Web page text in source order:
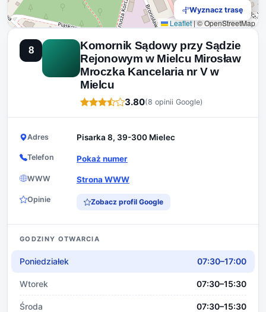
Leaflet|© OpenStreetMap
Wyznacz trasę
8
Komornik Sądowy przy Sądzie
Rejonowym w Mielcu Mirosław
Mroczka Kancelaria nr V w
Mielcu
3.80(8 opinii Google)
Adres Pisarka 8, 39-300 Mielec
Telefon Pokaż numer
WWW Strona WWW
Opinie Zobacz profil Google
GODZINY OTWARCIA
Poniedziałek 07:30–17:00
Wtorek 07:30–15:30
Środa 07:30–15:30